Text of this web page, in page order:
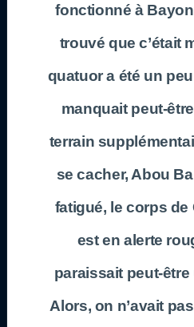
fonctionné à
trouvé que c’était
quatuor a été un
manquait peut-
terrain
se cacher, Abou
fatigué, le corps de
est en alerte
paraissait peut-
Alors, on n’avait